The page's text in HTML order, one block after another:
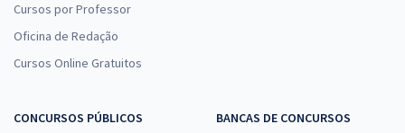
Cursos por Professor
Oficina de Redação
Cursos Online Gratuitos
CONCURSOS PÚBLICOS
BANCAS DE CONCURSOS